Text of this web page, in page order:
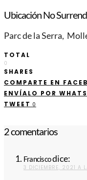
Ubicación No
Parc de la Serra,
TOTAL
0
SHARES
COMPARTE EN
ENVÍALO POR
TWEET 0
2 comentarios
Franciscodice:
3 DICIEMBRE, 2021 A